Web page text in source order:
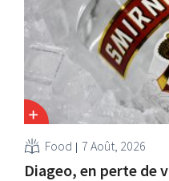
Food 7 Août, 2026
Diageo, en perte de